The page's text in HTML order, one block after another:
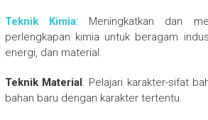
Teknik Kimia: Meningkatkan dan
perlengkapan kimia untuk beragam
energi, dan material.
Teknik Material: Pelajari karakter-sifat
bahan baru dengan karakter tertentu.